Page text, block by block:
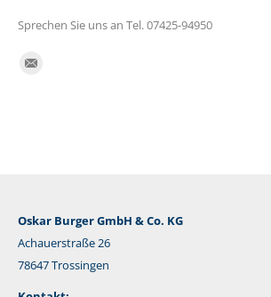
Sprechen Sie uns an Tel. 07425-94950
Finden Sie uns auf:
Oskar Burger GmbH & Co. KG
Achauerstraße 26
78647 Trossingen